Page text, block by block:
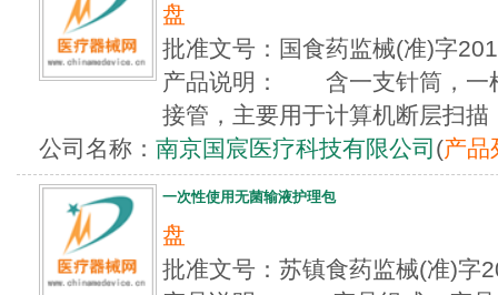
盘
批准文号：国食药监械(准)
产品说明： 含一支针筒，一
接管，主要用于计算机断层扫描
公司名称： 南京国宸医疗科技有限公司 (产品
一次性使用无菌输液护理包
盘
批准文号：苏镇食药监械(准)